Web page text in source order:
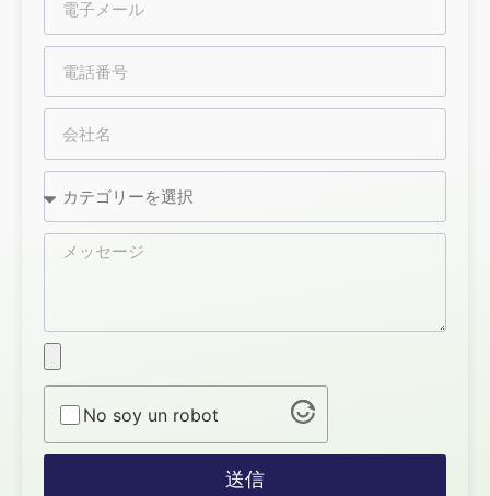
No soy un robot
送信